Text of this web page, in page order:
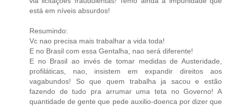
está em níveis absurdos!
Resumindo:
Vc nao precisa mais trabalhar a vida toda!
E no Brasil com essa Gentalha, nao será diferente!
E no Brasil ao invés de tomar medidas de Austeridade,
profiláticas, nao, insistem em expandir direitos aos
vagabundos! So que quem trabalha ja sacou e estão
fazendo de tudo pra arrumar uma teta no Governo! A
quantidade de gente que pede auxilio-doenca por dizer que